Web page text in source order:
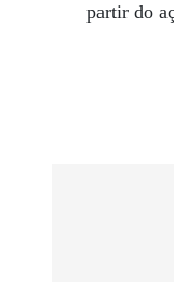
partir do